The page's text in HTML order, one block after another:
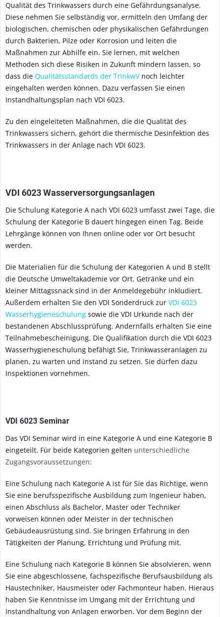
Qualität des Trinkwassers durch eine Gefährdungsanalyse.
Diese nehmen Sie selbständig vor, ermitteln den Umfang der
biologischen, chemischen oder physikalischen Gefährdungen
durch Bakterien, Pilze oder Korrosion und leiten die
Maßnahmen zur Abhilfe ein. Sie lernen, mit welchen
Methoden sich diese Risiken in Zukunft mindern lassen, so
dass die Qualitätsstandards der TrinkwVnoch leichter
eingehalten werden können. Dazu verfassen Sie einen
Instandhaltungsplan nach VDI 6023.
Zu den eingeleiteten Maßnahmen, die die Qualität des
Trinkwassers sichern, gehört die thermische Desinfektion des
Trinkwassers in der Anlage nach VDI 6023.
VDI 6023 Wasserversorgungsanlagen
Die Schulung Kategorie A nach VDI 6023 umfasst zwei Tage, die
Schulung der Kategorie B dauert hingegen einen Tag. Beide
Lehrgänge können von Ihnen online oder vor Ort besucht
werden.
Die Materialien für die Schulung der Kategorien A und B stellt
die Deutsche Umweltakademie vor Ort. Getränke und ein
kleiner Mittagssnack sind in der Anmeldegebühr inkludiert.
Außerdem erhalten Sie den VDI Sonderdruck zur VDI 6023
Wasserhygieneschulung sowie die VDI Urkunde nach der
bestandenen Abschlussprüfung. Andernfalls erhalten Sie eine
Teilnahmebescheinigung. Die Qualifikation durch die VDI 6023
Wasserhygieneschulung befähigt Sie, Trinkwasseranlagen zu
planen, zu warten und instand zu setzen. Sie dürfen dazu
Inspektionen vornehmen.
VDI 6023 Seminar
Das VDI Seminar wird in eine Kategorie A und eine Kategorie B
eingeteilt. Für beide Kategorien gelten unterschiedliche
Zugangsvoraussetzungen:
Eine Schulung nach Kategorie A ist für Sie das Richtige, wenn
Sie eine berufsspezifische Ausbildung zum Ingenieur haben,
einen Abschluss als Bachelor, Master oder Techniker
vorweisen können oder Meister in der technischen
Gebäudeausrüstung sind. Sie bringen Erfahrung in den
Tätigkeiten der Planung, Errichtung und Prüfung mit.
Eine Schulung nach Kategorie B können Sie absolvieren, wenn
Sie eine abgeschlossene, fachspezifische Berufsausbildung als
Haustechniker, Hausmeister oder Fachmonteur haben. Hieraus
haben Sie Kenntnisse im Umgang mit der Errichtung und
Instandhaltung von Anlagen erworben. Vor dem Beginn der